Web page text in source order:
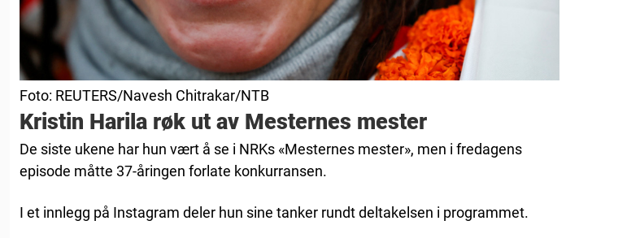
Foto: REUTERS/Navesh Chitrakar/NTB
Kristin Harila røk ut av Mesternes mester
De siste ukene har hun vært å se i NRKs «Mesternes mester», men i fredagens
episode måtte 37-åringen forlate konkurransen.
I et innlegg på Instagram deler hun sine tanker rundt deltakelsen i programmet.